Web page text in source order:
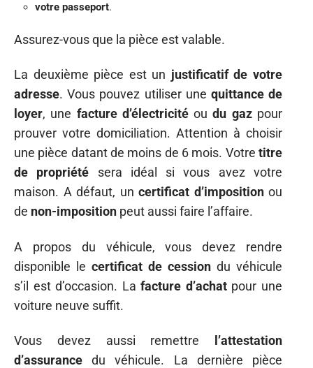
votre passeport.
Assurez-vous que la pièce est valable.
La deuxième pièce est un justificatif de votre
adresse. Vous pouvez utiliser une quittance de
loyer, une facture d’électricitéoudu gazpour
prouver votre domiciliation. Attention à choisir
une pièce datant de moins de 6 mois. Votre titre
de propriété sera idéal si vous avez votre
maison. A défaut, un certificat d’impositionou
de non-imposition peut aussi faire l’affaire.
A propos du véhicule, vous devez rendre
disponible le certificat de cession du véhicule
s’il est d’occasion. Lafacture d’achatpour une
voiture neuve suffit.
Vous devez aussi remettre
l’attestation
d’assurance du véhicule. La dernière pièce